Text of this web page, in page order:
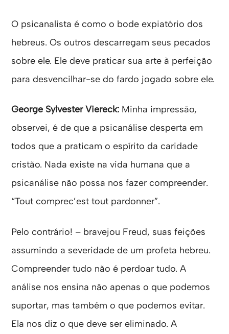
O psicanalista é como o bode expiatório dos
hebreus. Os outros descarregam seus pecados
sobre ele. Ele deve praticar sua arte à perfeição
para desvencilhar-se do fardo jogado sobre ele.
George Sylvester Viereck: Minha impressão,
observei, é de que a psicanálise desperta em
todos que a praticam o espírito da caridade
cristão. Nada existe na vida humana que a
psicanálise não possa nos fazer compreender.
“Tout comprec’est tout pardonner”.
Pelo contrário! – bravejou Freud, suas feições
assumindo a severidade de um profeta hebreu.
Compreender tudo não é perdoar tudo. A
análise nos ensina não apenas o que podemos
suportar, mas também o que podemos evitar.
Ela nos diz o que deve ser eliminado. A